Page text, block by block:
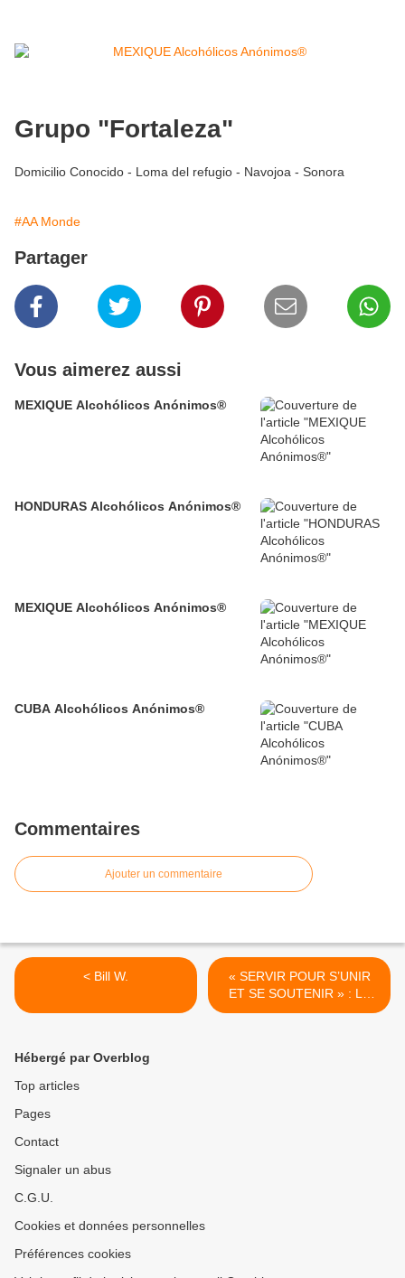
Grupo "Fortaleza"
Domicilio Conocido - Loma del refugio - Navojoa - Sonora
#AA Monde
Partager
Vous aimerez aussi
MEXIQUE Alcohólicos Anónimos®
HONDURAS Alcohólicos Anónimos®
MEXIQUE Alcohólicos Anónimos®
CUBA Alcohólicos Anónimos®
Commentaires
Ajouter un commentaire
< Bill W.
« SERVIR POUR S’UNIR
ET SE SOUTENIR » : LE
MESSAGE D'ESPOIR DU
Hébergé par Overblog
Top articles
Pages
Contact
Signaler un abus
C.G.U.
Cookies et données personnelles
Préférences cookies